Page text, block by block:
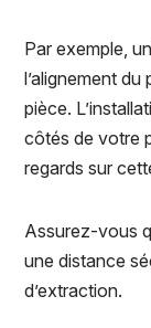
Par exemple,
l’alignement du
pièce.
côtés de votre
regards sur
Assurez-vous
une distance
d’extraction.